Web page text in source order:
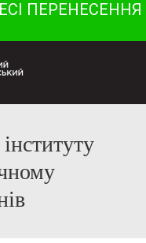
ПЕРЕНЕСЕННЯ